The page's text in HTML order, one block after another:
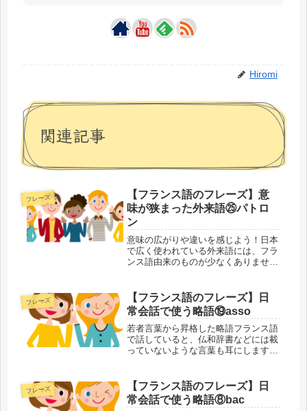
Hiromi
関連記事
フレーズ
【フランス語のフレーズ】意
味が狭まった外来語㉕パトロ
ン
意味の広がりや違いを感じよう！日本
で広く使われている外来語には、フラ
ンス語由来のものが少なくありませ
味が抜け落ちたり、変わってしまうこ
とすらあります。外来語・元の単語の
両方...
フレーズ
【フランス語のフレーズ】日
常会話で使う略語⑲asso
若者言葉から昇格した略語フランス語
で話していると、仏和辞書などには載
っていないような言葉も耳にします。
もに社会的にも認知されて、多くの人
が使うようになった言葉です。かしこ
ま...
フレーズ
【フランス語のフレーズ】日
常会話で使う略語⑧bac